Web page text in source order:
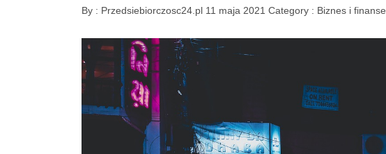
By : Przedsiebiorczosc24.pl 11 maja 2021 Category : Biznes i finanse